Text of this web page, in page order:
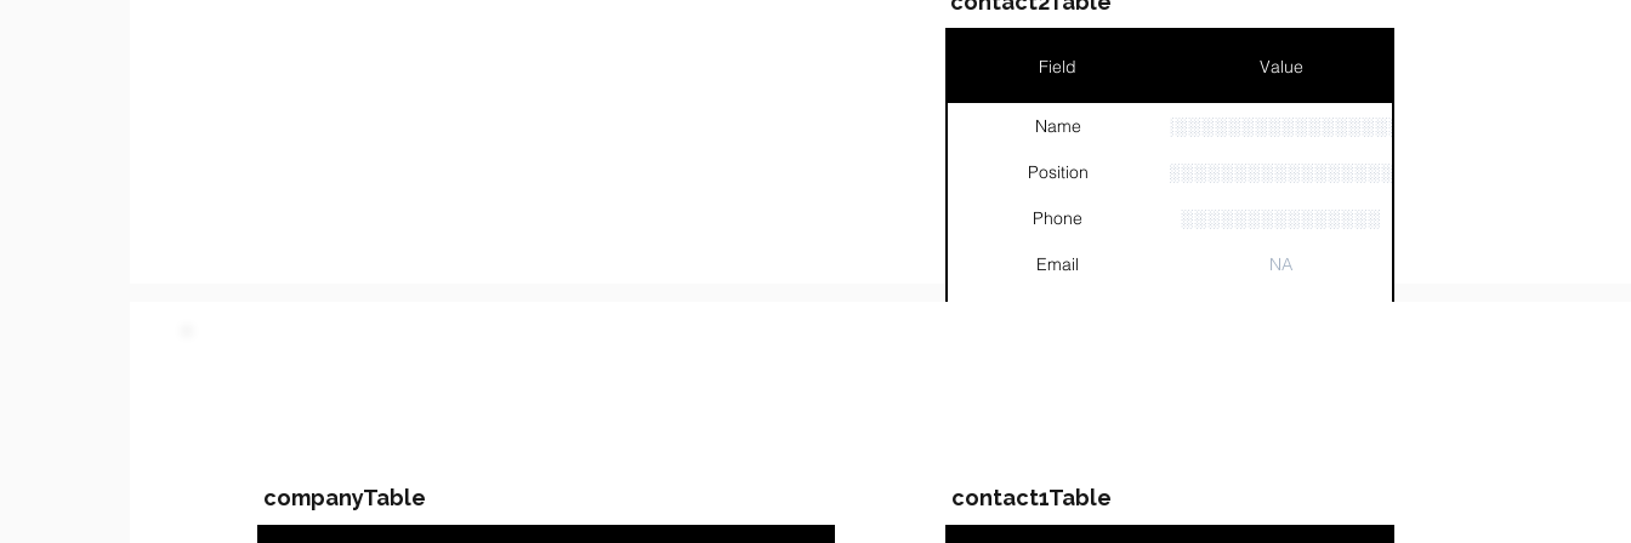
Field Value
Name ░░░░░░░░░░░░░░░░░░░░░░░░░░░░
Position ░░░░░░░░░░░░░░░░░
Phone ░░░░░░░░░░░░░░░
Email NA
companyTable contact1Table